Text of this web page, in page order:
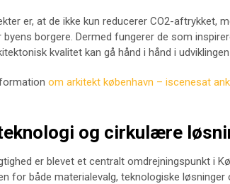
er, at de ikke kun reducerer CO2-aftrykket,
borgere. Dermed fungerer de som
kvalitet kan gå hånd i hånd i
om arkitekt københavn – iscenesat
og cirkulære
er blevet et centralt omdrejningspunkt i
for både materialevalg, teknologiske